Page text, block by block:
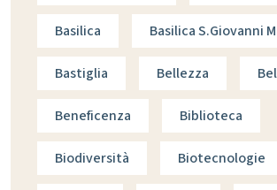
Basilica Basilica S.giovanni
Bastiglia Bellezza
Beneficenza Biblioteca
Biodiversità Biotecnologie